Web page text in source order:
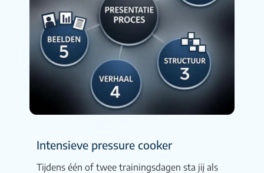
Intensieve pressure cooker
Tijdens één of twee trainingsdagen sta jij als